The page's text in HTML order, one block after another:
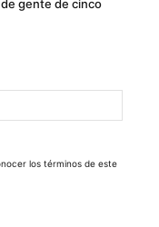
gente de cinco
los términos de este